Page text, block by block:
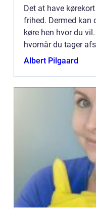
Det at have
frihed. Dermed
køre hen hvor du
hvornår du tager
retur igen, da du
Albert Pilgaard